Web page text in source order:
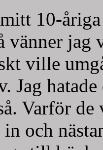
10-
vänner jag
ville
Jag
Varför
in och